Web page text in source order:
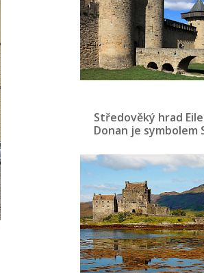
Středověký hrad
Donan je symbolem